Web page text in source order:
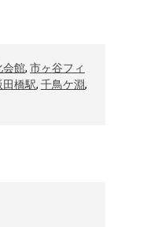
会館, 市ヶ谷フィ
田橋駅, 千鳥ケ淵,